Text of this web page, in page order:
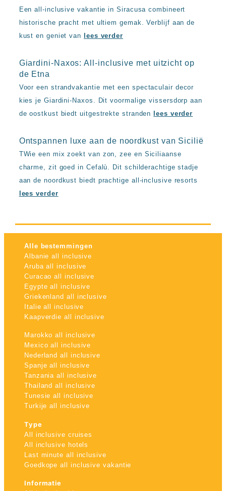
Een all-inclusive vakantie in Siracusa combineert
historische pracht met ultiem gemak. Verblijf aan de
kust en geniet van
lees verder
Giardini-Naxos: All-inclusive met uitzicht op
de Etna
Voor een strandvakantie met een spectaculair decor
kies je Giardini-Naxos. Dit voormalige vissersdorp aan
de oostkust biedt uitgestrekte stranden
lees verder
Ontspannen luxe aan de noordkust van Sicilië
TWie een mix zoekt van zon, zee en Siciliaanse
charme, zit goed in Cefalù. Dit schilderachtige stadje
aan de noordkust biedt prachtige all-inclusive resorts
lees verder
Alle bestemmingen
Albanie all inclusive
Aruba all inclusive
Curacao all inclusive
Egypte all inclusive
Griekenland all inclusive
Italie all inclusive
Kaapverdie all inclusive
Marokko all inclusive
Mexico all inclusive
Nederland all inclusive
Spanje all inclusive
Tanzania all inclusive
Thailand all inclusive
Tunesie all inclusive
Turkije all inclusive
Type
All inclusive cruises
All inclusive hotels
Last minute all inclusive
Goedkope all inclusive vakantie
Informatie